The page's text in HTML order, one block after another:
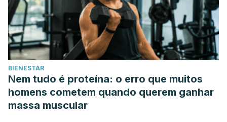
BIENESTAR
Nem tudo é proteína: o erro que muitos
homens cometem quando querem ganhar
massa muscular